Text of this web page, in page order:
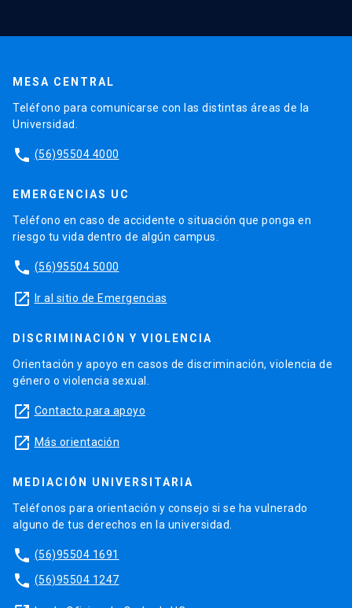
MESA CENTRAL
Teléfono para comunicarse con las distintas áreas de la
Universidad.
phone (56)95504 4000
EMERGENCIAS UC
Teléfono en caso de accidente o situación que ponga en
riesgo tu vida dentro de algún campus.
phone (56)95504 5000
launch Ir al sitio de Emergencias
DISCRIMINACIÓN Y VIOLENCIA
Orientación y apoyo en casos de discriminación, violencia de
género o violencia sexual.
launch Contacto para apoyo
launch Más orientación
MEDIACIÓN UNIVERSITARIA
Teléfonos para orientación y consejo si se ha vulnerado
alguno de tus derechos en la universidad.
phone (56)95504 1691
phone (56)95504 1247